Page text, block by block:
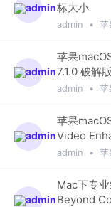
音乐视频分享
苹果Mac游戏
OS X El Capitan
Mac OS X Lion
标大小
admin • 苹
苹果
7.1.0 破解版
admin • 苹
苹果
Video
admin • 苹
Mac下专
Beyond